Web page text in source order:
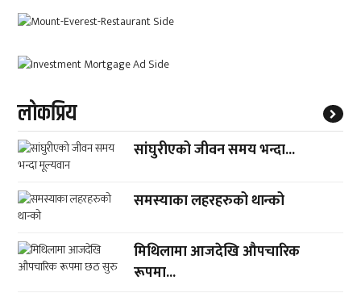
लाेकप्रिय
सांघुरीएको जीवन समय भन्दा...
समस्याका लहरहरुको थान्को
मिथिलामा आजदेखि औपचारिक
रूपमा...